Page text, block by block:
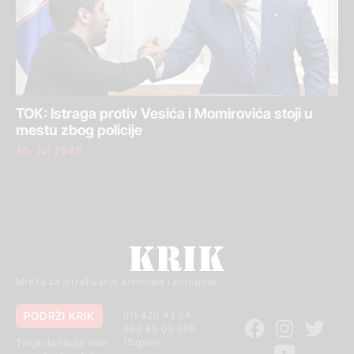
TOK: Istraga protiv Vesića i Momirovića stoji u
mestu zbog policije
30. jul 2026.
Mreža za istraživanje kriminala i korupcije
011 420 43 04
PODRŽI KRIK